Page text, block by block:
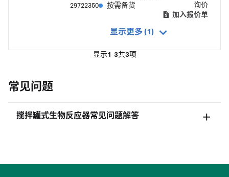
29722350
按需备货
询价
加入报价单
显示更多 (1)
显示1-3共3项
常见问题
搅拌罐式生物反应器常见问题解答